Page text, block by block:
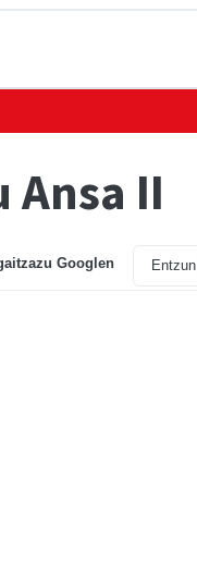
II
Googlen Entzun